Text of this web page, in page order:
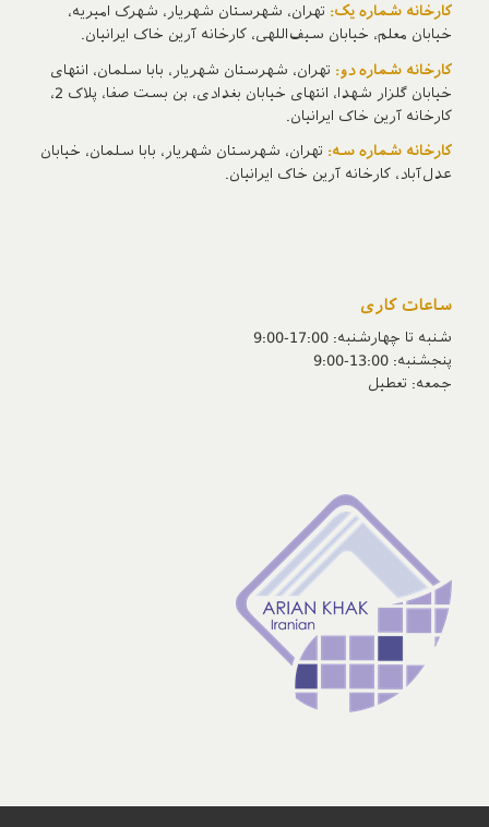
کارخانه شماره یک: تهران، شهرستان شهریار، شهرک امیریه،
خیابان معلم، خیابان سیف‌اللهی، کارخانه آرین خاک ایرانیان.
کارخانه شماره دو: تهران، شهرستان شهریار، بابا سلمان، انتهای
خیابان گلزار شهدا، انتهای خیابان بغدادی، بن بست صفا، پلاک 2،
کارخانه آرین خاک ایرانیان.
کارخانه شماره سه: تهران، شهرستان شهریار، بابا سلمان، خیابان
عدل‌آباد، کارخانه آرین خاک ایرانیان.
ساعات کاری
شنبه تا چهارشنبه: 17:00-9:00
پنجشنبه‌: 13:00-9:00
جمعه‌: تعطیل